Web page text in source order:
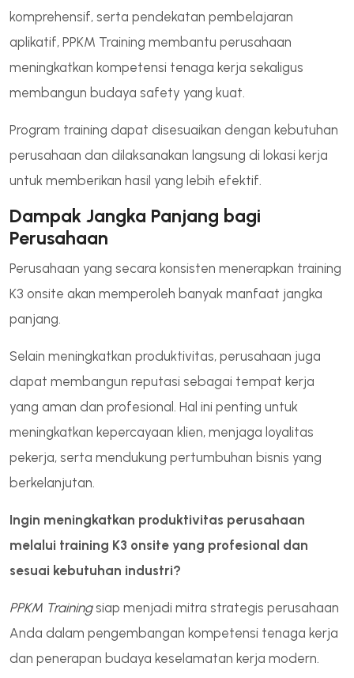
komprehensif, serta pendekatan pembelajaran
aplikatif, PPKM Training membantu perusahaan
meningkatkan kompetensi tenaga kerja sekaligus
membangun budaya safety yang kuat.
Program training dapat disesuaikan dengan kebutuhan
perusahaan dan dilaksanakan langsung di lokasi kerja
untuk memberikan hasil yang lebih efektif.
Dampak Jangka Panjang bagi
Perusahaan
Perusahaan yang secara konsisten menerapkan training
K3 onsite akan memperoleh banyak manfaat jangka
panjang.
Selain meningkatkan produktivitas, perusahaan juga
dapat membangun reputasi sebagai tempat kerja
yang aman dan profesional. Hal ini penting untuk
meningkatkan kepercayaan klien, menjaga loyalitas
pekerja, serta mendukung pertumbuhan bisnis yang
berkelanjutan.
Ingin meningkatkan produktivitas perusahaan
melalui training K3 onsite yang profesional dan
sesuai kebutuhan industri?
PPKM Trainingsiap menjadi mitra strategis perusahaan
Anda dalam pengembangan kompetensi tenaga kerja
dan penerapan budaya keselamatan kerja modern.